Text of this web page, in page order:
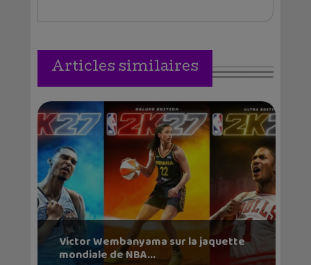
Articles similaires
Victor Wembanyama sur la jaquette
mondiale de NBA...